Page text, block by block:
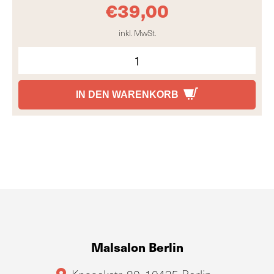
€39,00
inkl. MwSt.
IN DEN WARENKORB
Malsalon Berlin